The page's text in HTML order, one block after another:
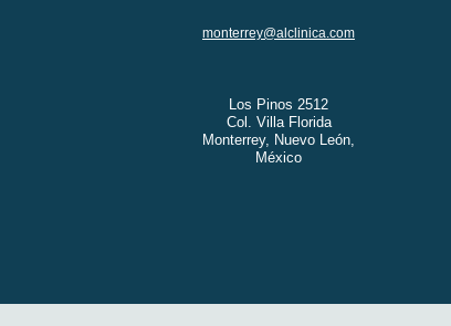
monterrey@alclinica.com
Los Pinos 2512
Col. Villa Florida
Monterrey, Nuevo León,
México